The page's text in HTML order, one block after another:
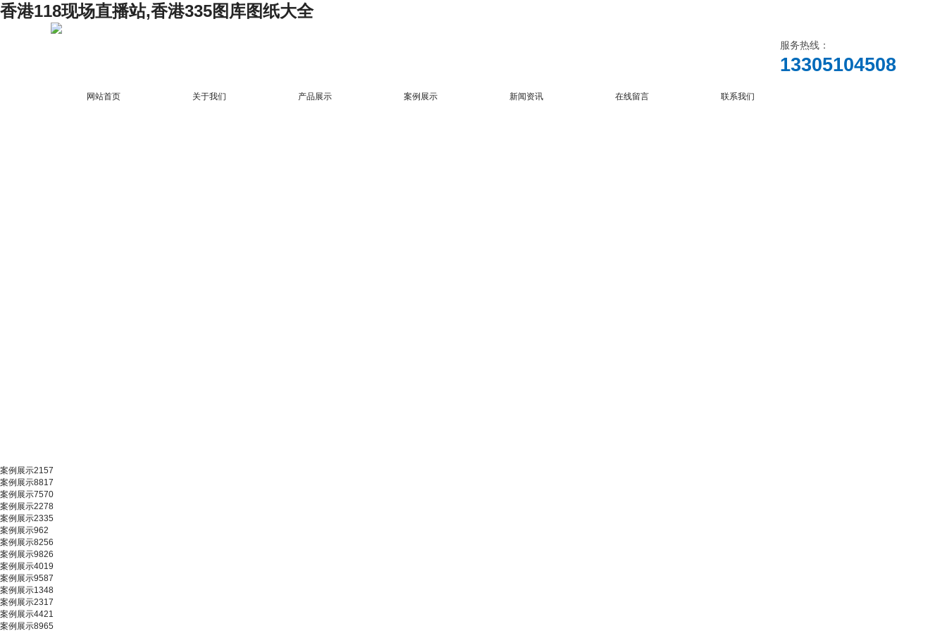
香港118现场直播站,香港335图库图纸大全
服务热线：
13305104508
网站首页 关于我们 产品展示 案例展示 新闻资讯 在线留言 联系我们
案例展示2157
案例展示8817
案例展示7570
案例展示2278
案例展示2335
案例展示962
案例展示8256
案例展示9826
案例展示4019
案例展示9587
案例展示1348
案例展示2317
案例展示4421
案例展示8965